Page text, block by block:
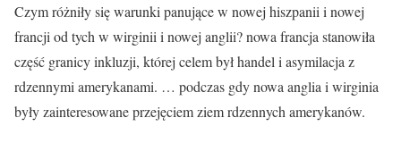
Czym różniły się warunki panujące w nowej hiszpanii i nowej
francji od tych w wirginii i nowej anglii? nowa francja stanowiła
część granicy inkluzji, której celem był handel i asymilacja z
rdzennymi amerykanami. … podczas gdy nowa anglia i wirginia
były zainteresowane przejęciem ziem rdzennych amerykanów.